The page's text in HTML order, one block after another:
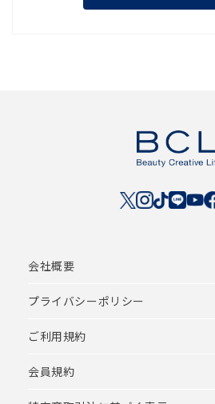
会社概要
プライバシーポリシー
ご利用規約
会員規約